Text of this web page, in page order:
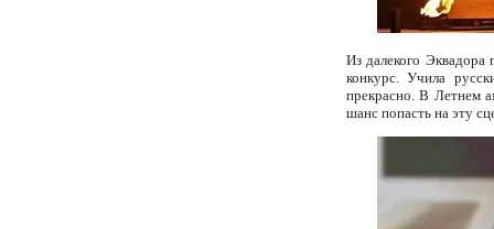
Из далекого Эквадора
конкурс. Учила
прекрасно. В Летнем
шанс попасть на эту